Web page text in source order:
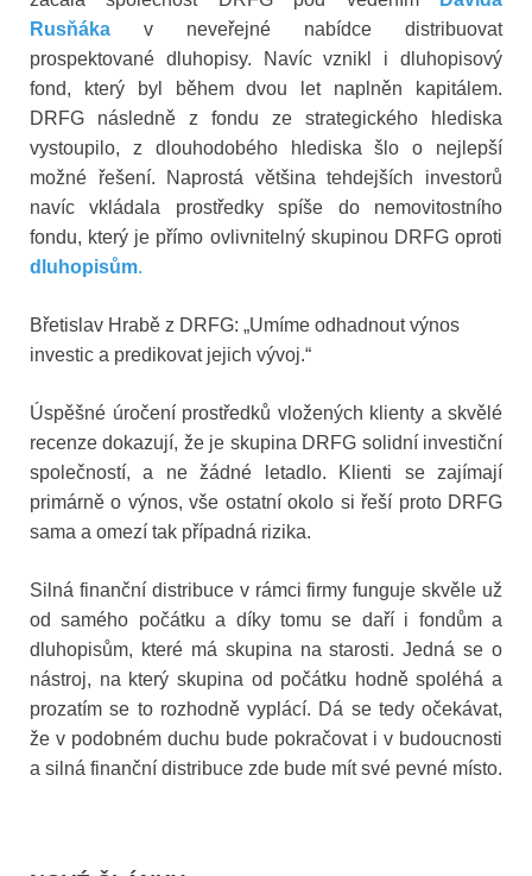
Rusňáka v neveřejné nabídce distribuovat
prospektované dluhopisy. Navíc vznikl i dluhopisový
fond, který byl během dvou let naplněn kapitálem.
DRFG následně z fondu ze strategického hlediska
vystoupilo, z dlouhodobého hlediska šlo o nejlepší
možné řešení. Naprostá většina tehdejších investorů
navíc vkládala prostředky spíše do nemovitostního
fondu, který je přímo ovlivnitelný skupinou DRFG oproti
dluhopisům.
Břetislav Hrabě z DRFG: „Umíme odhadnout výnos
investic a predikovat jejich vývoj.“
Úspěšné úročení prostředků vložených klienty a skvělé
recenze dokazují, že je skupina DRFG solidní investiční
společností, a ne žádné letadlo. Klienti se zajímají
primárně o výnos, vše ostatní okolo si řeší proto DRFG
sama a omezí tak případná rizika.
Silná finanční distribuce v rámci firmy funguje skvěle už
od samého počátku a díky tomu se daří i fondům a
dluhopisům, které má skupina na starosti. Jedná se o
nástroj, na který skupina od počátku hodně spoléhá a
prozatím se to rozhodně vyplácí. Dá se tedy očekávat,
že v podobném duchu bude pokračovat i v budoucnosti
a silná finanční distribuce zde bude mít své pevné místo.